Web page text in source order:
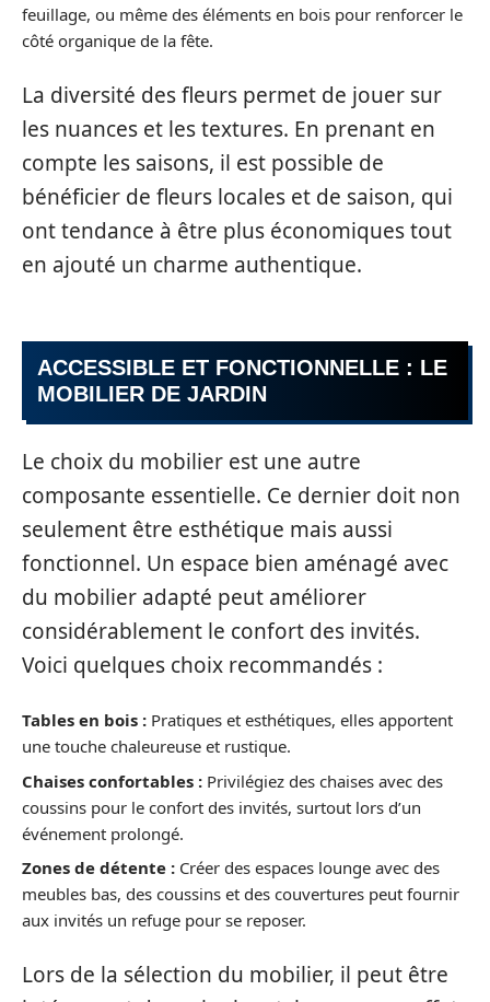
feuillage, ou même des éléments en bois pour renforcer le
côté organique de la fête.
La diversité des fleurs permet de jouer sur
les nuances et les textures. En prenant en
compte les saisons, il est possible de
bénéficier de fleurs locales et de saison, qui
ont tendance à être plus économiques tout
en ajouté un charme authentique.
ACCESSIBLE ET FONCTIONNELLE : LE
MOBILIER DE JARDIN
Le choix du mobilier est une autre
composante essentielle. Ce dernier doit non
seulement être esthétique mais aussi
fonctionnel. Un espace bien aménagé avec
du mobilier adapté peut améliorer
considérablement le confort des invités.
Voici quelques choix recommandés :
Tables en bois : Pratiques et esthétiques, elles apportent
une touche chaleureuse et rustique.
Chaises confortables : Privilégiez des chaises avec des
coussins pour le confort des invités, surtout lors d’un
événement prolongé.
Zones de détente : Créer des espaces lounge avec des
meubles bas, des coussins et des couvertures peut fournir
aux invités un refuge pour se reposer.
Lors de la sélection du mobilier, il peut être